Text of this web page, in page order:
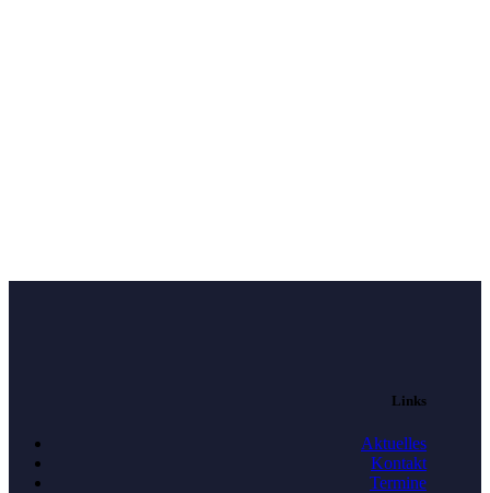
Links
Aktuelles
Kontakt
Termine